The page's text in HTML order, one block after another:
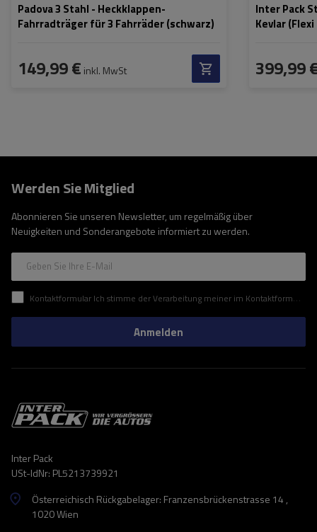
Padova 3 Stahl - Heckklappen-
Fahrradträger für 3 Fahrräder (schwarz)
149,99 € inkl. MwSt
Inter Pack
Kevlar
399,99
Werden Sie Mitglied
Abonnieren Sie unseren Newsletter, um regelmäßig über
Neuigkeiten und Sonderangebote informiert zu werden.
Geben Sie Ihre E-Mail
Kontaktformular Ich stimme der Verarbeitung meiner im Kontaktformular enthaltenen personenbezogenen Daten gemäß der Verordnung (EU) des Europäischen Parlaments und des Rates zu.
Anmelden
Inter Pack
USt-IdNr: PL5213739921
Österreichisch Rückgabelager: Franzensbrückenstrasse 14 ,
1020 Wien